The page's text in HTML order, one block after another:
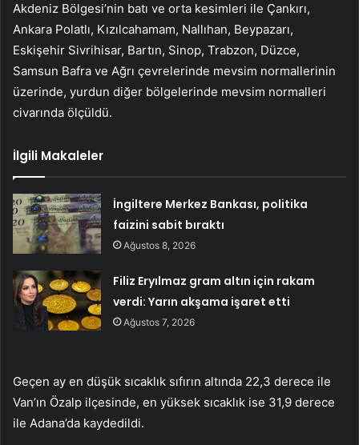
Akdeniz Bölgesi’nin batı ve orta kesimleri ile Çankırı,
Ankara Polatlı, Kızılcahamam, Nallıhan, Beypazarı,
Eskişehir Sivrihisar, Bartın, Sinop, Trabzon, Düzce,
Samsun Bafra ve Ağrı çevrelerinde mevsim normallerinin
üzerinde, yurdun diğer bölgelerinde mevsim normalleri
civarında ölçüldü.
İlgili Makaleler
İngiltere Merkez Bankası, politika
faizini sabit bıraktı
Ağustos 8, 2026
Filiz Eryılmaz gram altın için rakam
verdi: Yarın akşama işaret etti
Ağustos 7, 2026
Geçen ay en düşük sıcaklık sıfırın altında 22,3 derece ile
Van’ın Özalp ilçesinde, en yüksek sıcaklık ise 31,9 derece
ile Adana’da kaydedildi.